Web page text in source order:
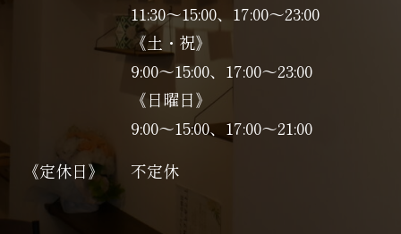
11:30～15:00、17:00～23:00
《土・祝》
9:00～15:00、17:00〜23:00
《日曜日》
9:00～15:00、17:00〜21:00
《定休日》
不定休